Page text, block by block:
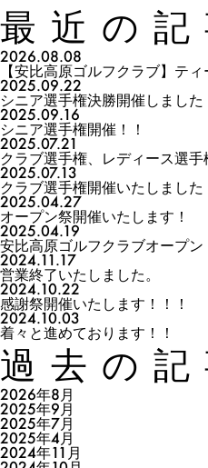
最近の記
2026.08.08
【安比高原ゴルフクラブ】テ
2025.09.22
シニア選手権決勝開催しました
2025.09.16
シニア選手権開催！！
2025.07.21
クラブ選手権、レディース選
2025.07.13
クラブ選手権開催いたしました
2025.04.27
オープン祭開催いたします！
2025.04.19
安比高原ゴルフクラブオープン
2024.11.17
営業終了いたしました。
2024.10.22
感謝祭開催いたします！！！
2024.10.03
着々と進めております！！
過去の記
2026年8月
2025年9月
2025年7月
2025年4月
2024年11月